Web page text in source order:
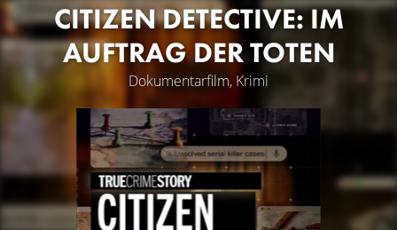
CITIZEN DETECTIVE: IM
AUFTRAG DER TOTEN
Dokumentarfilm, Krimi